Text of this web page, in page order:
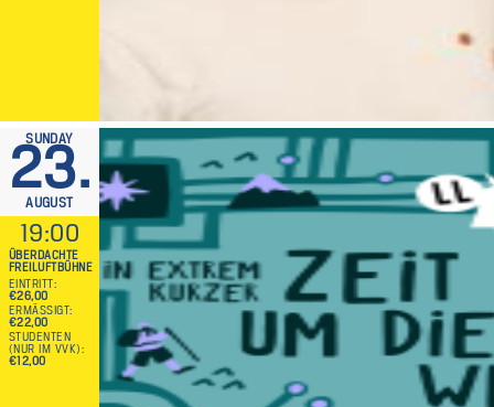
SUNDAY
23.
AUGUST
19:00
ÜBERDACHTE
FREILUFTBÜHNE
EINTRITT
€26,00
ERMÄSSIGT
€22,00
STUDENTEN
(NUR IM VVK)
€12,00